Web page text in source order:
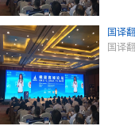
国译
国译